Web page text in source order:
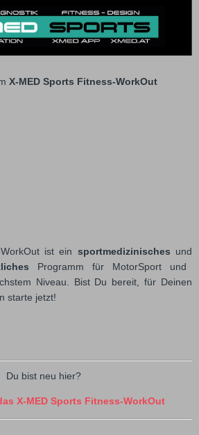
X-MED Sports Fitness-WorkOut
ist ein sportmedizinisches und
Programm für MotorSport und
Niveau. Bist Du bereit, für Deinen
starte jetzt!
Du bist neu hier?
X-MED Sports Fitness-WorkOut